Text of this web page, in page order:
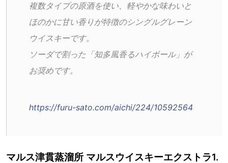
複数タイプの原酒を使い、軽やかな味わいと
ほのかに甘い香りが特徴のシングルグレーン
ウイスキーです。
ソーダで割った「知多風香るハイボール」が
お奨めです。
https://furu-sato.com/aichi/224/10592564
マルス津貫蒸溜所 マルスウイスキーエクストラ1.